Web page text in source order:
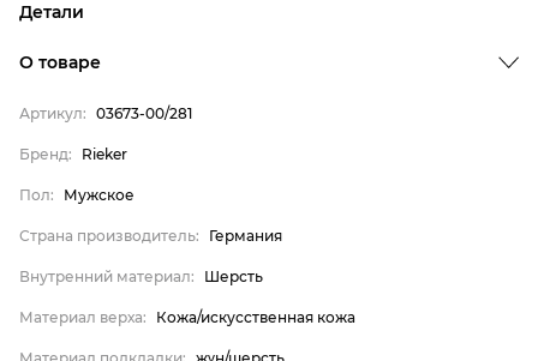
Детали
Страна производитель
Внутренний материал
Материал верха
Материал подкладки
Материал подошвы
Материал стельки
О товаре
Артикул: 03673-00/281
Бренд: Rieker
Пол: Мужское
Страна производитель: Германия
Внутренний материал: Шерсть
Материал верха: Кожа/искусственная кожа